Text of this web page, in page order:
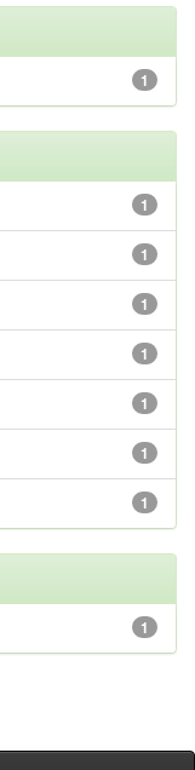
1
1
1
1
1
1
1
1
1